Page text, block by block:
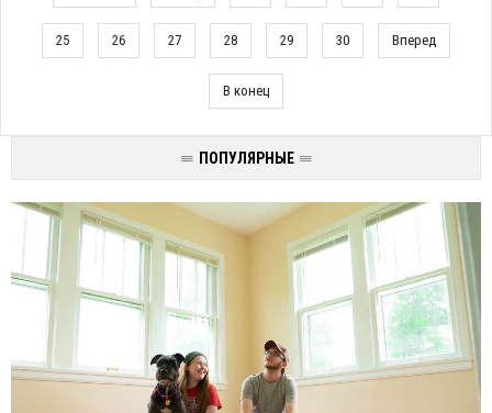
ПОПУЛЯРНЫЕ
25 26 27 28 29 30 Вперед
В конец